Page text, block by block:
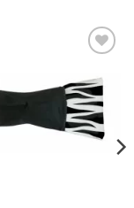
a la
lista de
deseos